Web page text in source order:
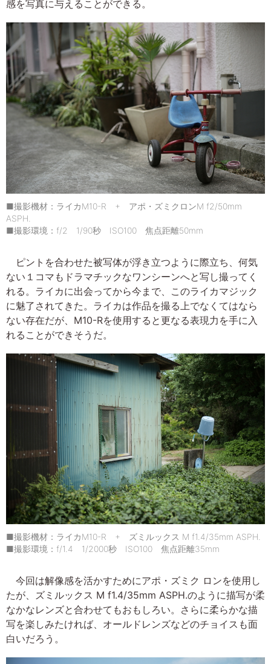
感を写真に与えることができる。
■撮影機材：ライカM10-R + アポ・ズミクロンM f2/50mm
ASPH.
■撮影環境：f/2 1/90秒 ISO100 焦点距離50mm
ピントを合わせた被写体が浮き立つように際立ち、何気
ない１コマもドラマチックなワンシーンへと写し撮ってく
れる。ライカに出会ってから今まで、このライカマジック
に魅了されてきた。ライカは作品を撮る上でなくてはなら
ない存在だが、M10-Rを使用すると更なる表現力を手に入
れることができそうだ。
■撮影機材：ライカM10-R + ズミルックス M f1.4/35mm ASPH.
■撮影環境：f/1.4 1/2000秒 ISO100 焦点距離35mm
今回は解像感を活かすためにアポ・ズミク ロンを使用し
たが、ズミルックス M f1.4/35mm ASPH.のように描写が柔
なかなレンズと合わせてもおもしろい。さらに柔らかな描
写を楽しみたければ、オールドレンズなどのチョイスも面
白いだろう。